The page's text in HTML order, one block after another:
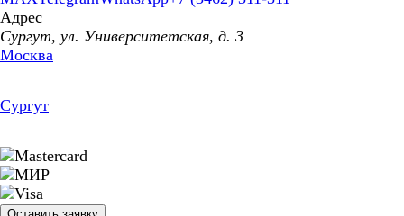
Адрес
Сургут, ул. Университетская, д. 3
Москва
Сургут